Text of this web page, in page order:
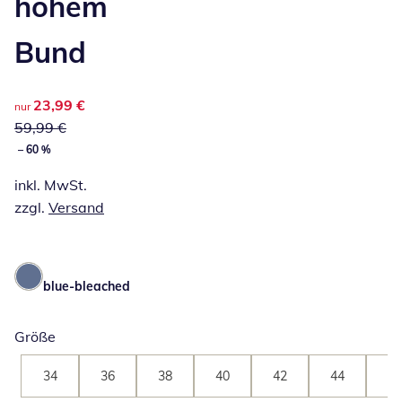
Bund
reduzierter Preis 23,99 €, vorheriger Preis: 59,99 €
nur 23,99 €
59,99 €
– 60 %
inkl. MwSt.
zzgl. Versand
blue-bleached
Größe
34 36 38 40 42 44